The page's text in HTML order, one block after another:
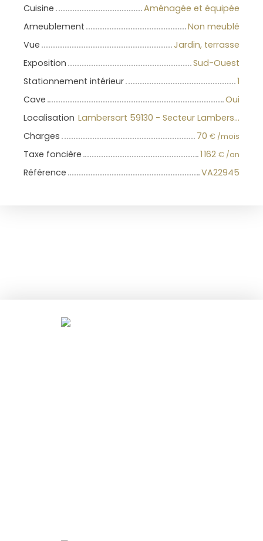
Cuisine
Aménagée et équipée
Ameublement
Non meublé
Vue
Jardin, terrasse
Exposition
Sud-Ouest
Stationnement intérieur
1
Cave
Oui
Localisation
Lambersart 59130 - Secteur Lambersart
Charges
70 € /mois
Taxe foncière 1 162 € /an
Référence VA22945